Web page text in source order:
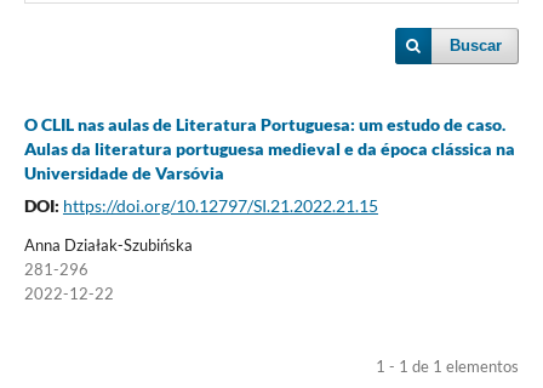
Buscar
O CLIL nas aulas de Literatura Portuguesa: um estudo de caso.
Aulas da literatura portuguesa medieval e da época clássica na
Universidade de Varsóvia
DOI: https://doi.org/10.12797/SI.21.2022.21.15
Anna Działak-Szubińska
281-296
2022-12-22
1 - 1 de 1 elementos